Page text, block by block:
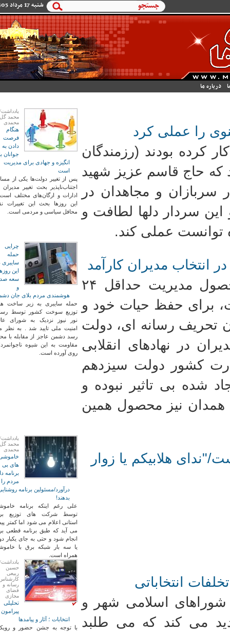
شنبه 17 مرداد 1405 فرم جستجو
جستجو
درباره ما
را عملی کرد
کرده بودند (رزمندگان
که حاج قاسم عزیز شهید
و مجاهدان در
این سردار دلها لطافت و
توانست عملی کند.
یادداشت/
محمد گل
محمدی
هنگام
فرصت
دادن به
جوانان
انگیزه و جهادی برای مدیریت
است
پس از تغییر دولت‌ها یکی از
اجتناب‌ناپذیر بحث تغییر مدیران
ادارات و ارگان‌های مختلف
این روزها بحث این تغییرات
محافل سیاسی و مردمی است.
انتخاب مدیران کارآمد
تفکر لیبرالی که وضعیت موجود محصول مدیریت حداقل ۲۴
برای حفظ حیات خود و
تحریف رسانه ای، دولت
در نهادهای انقلابی
کشور دولت سیزدهم
شده بی تاثیر نبوده و
نیز محصول همین
چرایی
حمله
سایبری
این
سعه
و
هوشمندی مردم بلای جان
حمله سایبری به زیر ساخت
توزیع سوخت کشور توسط
نور نیوز نزدیک به شورای
امنیت ملی تایید شد . به نظر
رسد دشمن عاجز از مقابله با
مقاومت به این شیوه
روی آورده است.
"ندای هلابیکم یا زوار
یادداشت/
محمد گل
محمدی
های بی
برنامه
مردم را
درآورد/مسئولین برنامه
بدهند!
علی رغم اینکه برنامه
توسط شرکت های توزیع
استانی اعلام می شود اما کمتر
می آید که طبق برنامه قطعی
انجام شود و حتی به جای یکبار
یا سه بار شبکه برق با
همراه است.
انتخاباتی
شوراهای اسلامی شهر و
می کند که می طلبد
یادداشت/
حسین
ربیعی
رسانه و
فضای
مجازی
تحلیلی
پیرامون
انتخابات ؛ آثار و پیامدها
با توجه به جشن حضور و